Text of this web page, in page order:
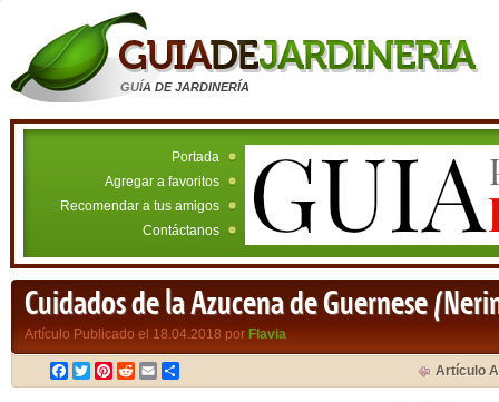
GUÍA DE JARDINERÍA
Portada
Agregar a favoritos
Recomendar a tus amigos
Contáctanos
Cuidados de la Azucena de Guernese
Artículo Publicado el 18.04.2018 por Flavia
Facebook
TwitterPinterest
RedditEmail Artículo